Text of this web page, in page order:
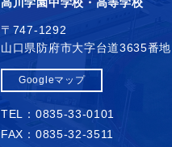
〒747-1292
山口県防府市大字台道3635番地
Googleマップ
TEL：0835-33-0101
FAX：0835-32-3511